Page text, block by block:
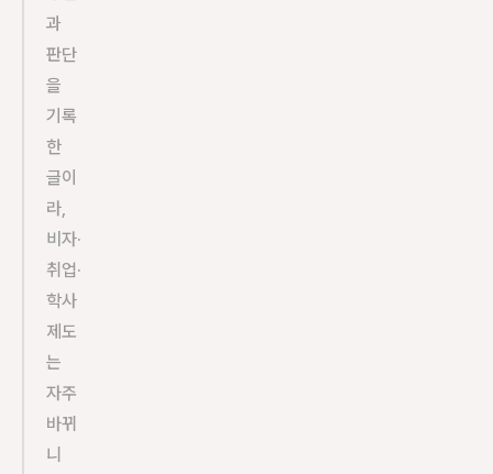
과
판단
을
기록
한
글이
라,
비자·
취업·
학사
제도
는
자주
바뀌
니